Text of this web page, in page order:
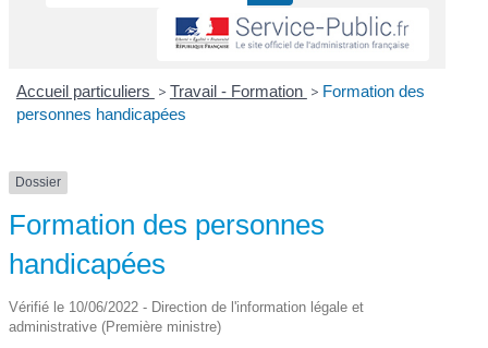
Accueil particuliers > Travail - Formation > Formation des
personnes handicapées
Dossier
Formation des personnes
handicapées
Vérifié le 10/06/2022 - Direction de l'information légale et
administrative (Première ministre)